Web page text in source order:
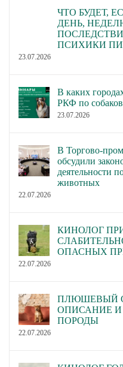
ЧТО БУДЕТ,
ДЕНЬ,
ПСИХИКИ
23.07.2026
В каких
РКФ по
23.07.2026
В Торгово-
обсудили
деятельности
животных
22.07.2026
КИНОЛОГ
ОПАСНЫХ
22.07.2026
ПЛЮШЕВЫЙ
ОПИСАНИЕ И
ПОРОДЫ
22.07.2026